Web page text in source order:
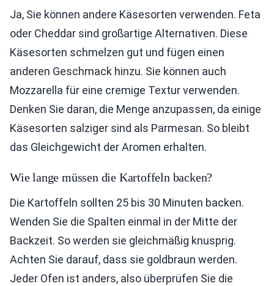
Ja, Sie können andere Käsesorten verwenden. Feta
oder Cheddar sind großartige Alternativen. Diese
Käsesorten schmelzen gut und fügen einen
anderen Geschmack hinzu. Sie können auch
Mozzarella für eine cremige Textur verwenden.
Denken Sie daran, die Menge anzupassen, da einige
Käsesorten salziger sind als Parmesan. So bleibt
das Gleichgewicht der Aromen erhalten.
Wie lange müssen die Kartoffeln backen?
Die Kartoffeln sollten 25 bis 30 Minuten backen.
Wenden Sie die Spalten einmal in der Mitte der
Backzeit. So werden sie gleichmäßig knusprig.
Achten Sie darauf, dass sie goldbraun werden.
Jeder Ofen ist anders, also überprüfen Sie die